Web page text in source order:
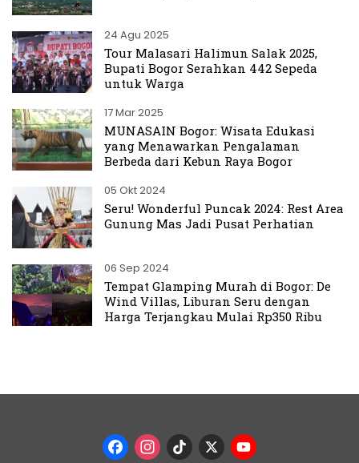
24 Agu 2025
Tour Malasari Halimun Salak 2025,
Bupati Bogor Serahkan 442 Sepeda
untuk Warga
17 Mar 2025
MUNASAIN Bogor: Wisata Edukasi
yang Menawarkan Pengalaman
Berbeda dari Kebun Raya Bogor
05 Okt 2024
Seru! Wonderful Puncak 2024: Rest Area
Gunung Mas Jadi Pusat Perhatian
06 Sep 2024
Tempat Glamping Murah di Bogor: De
Wind Villas, Liburan Seru dengan
Harga Terjangkau Mulai Rp350 Ribu
Facebook
Instagram
TikTok
X